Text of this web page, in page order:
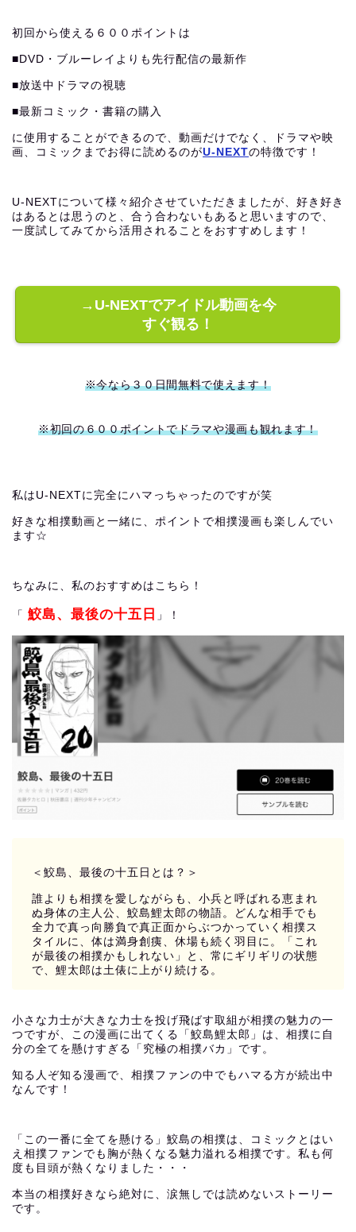
初回から使える６００ポイントは
■DVD・ブルーレイよりも先行配信の最新作
■放送中ドラマの視聴
■最新コミック・書籍の購入
に使用することができるので、動画だけでなく、ドラマや映
画、コミックまでお得に読めるのがU-NEXTの特徴です！
U-NEXTについて様々紹介させていただきましたが、好き好き
はあるとは思うのと、合う合わないもあると思いますので、
一度試してみてから活用されることをおすすめします！
→U-NEXTでアイドル動画を今
すぐ観る！
※今なら３０日間無料で使えます！
※初回の６００ポイントでドラマや漫画も観れます！
私はU-NEXTに完全にハマっちゃったのですが笑
好きな相撲動画と一緒に、ポイントで相撲漫画も楽しんでい
ます☆
ちなみに、私のおすすめはこちら！
「 鮫島、最後の十五日 」！
＜鮫島、最後の十五日とは？＞
誰よりも相撲を愛しながらも、小兵と呼ばれる恵まれ
ぬ身体の主人公、鮫島鯉太郎の物語。どんな相手でも
全力で真っ向勝負で真正面からぶつかっていく相撲ス
タイルに、体は満身創痍、休場も続く羽目に。「これ
が最後の相撲かもしれない」と、常にギリギリの状態
で、鯉太郎は土俵に上がり続ける。
小さな力士が大きな力士を投げ飛ばす取組が相撲の魅力の一
つですが、この漫画に出てくる「鮫島鯉太郎」は、相撲に自
分の全てを懸けすぎる「究極の相撲バカ」です。
知る人ぞ知る漫画で、相撲ファンの中でもハマる方が続出中
なんです！
「この一番に全てを懸ける」鮫島の相撲は、コミックとはい
え相撲ファンでも胸が熱くなる魅力溢れる相撲です。私も何
度も目頭が熱くなりました・・・
本当の相撲好きなら絶対に、涙無しでは読めないストーリー
です。